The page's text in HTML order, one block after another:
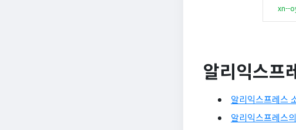
xn--
알리익스프
알리익스프레스
알리익스프레스